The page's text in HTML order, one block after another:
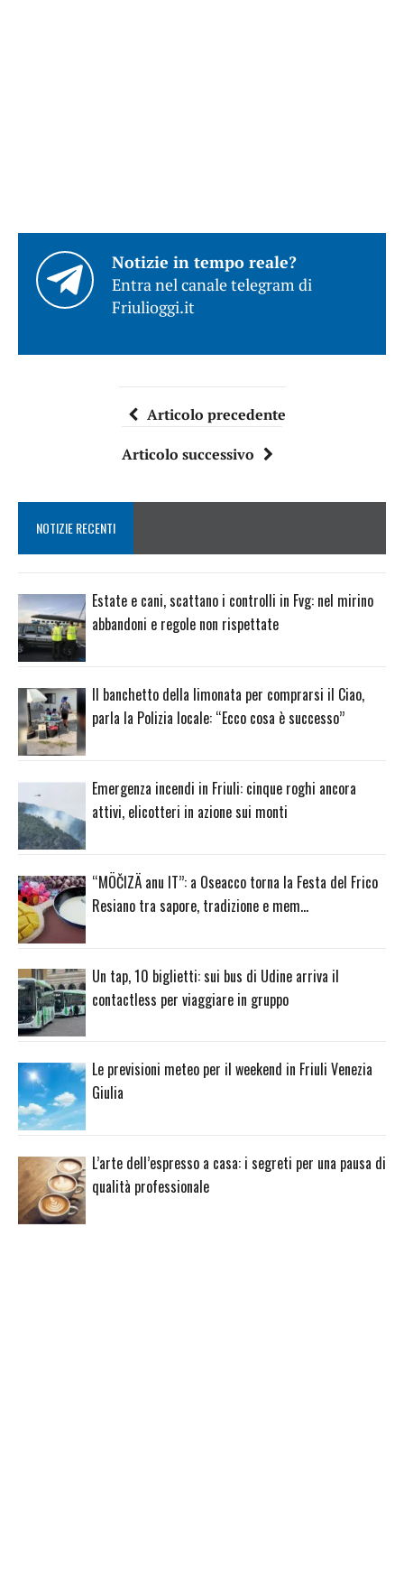
Notizie in tempo reale?
Entra nel canale telegram di
Friulioggi.it
Articolo precedente
Articolo successivo
NOTIZIE RECENTI
Estate e cani, scattano i controlli in Fvg: nel mirino
abbandoni e regole non rispettate
Il banchetto della limonata per comprarsi il Ciao,
parla la Polizia locale: “Ecco cosa è successo”
Emergenza incendi in Friuli: cinque roghi ancora
attivi, elicotteri in azione sui monti
“MÖČIZÄ anu IT”: a Oseacco torna la Festa del Frico
Resiano tra sapore, tradizione e mem…
Un tap, 10 biglietti: sui bus di Udine arriva il
contactless per viaggiare in gruppo
Le previsioni meteo per il weekend in Friuli Venezia
Giulia
L’arte dell’espresso a casa: i segreti per una pausa di
qualità professionale